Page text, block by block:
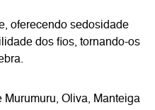
oferecendo sedosidade
dos fios, tornando-os
Oliva, Manteiga